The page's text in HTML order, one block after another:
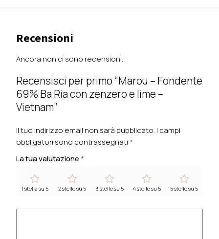
Recensioni
Ancora non ci sono recensioni.
Recensisci per primo “Marou – Fondente
69% Ba Ria con zenzero e lime –
Vietnam”
Il tuo indirizzo email non sarà pubblicato. I campi
obbligatori sono contrassegnati *
La tua valutazione *
1 stella su 5 2 stelle su 5 3 stelle su 5 4 stelle su 5 5 stelle su 5